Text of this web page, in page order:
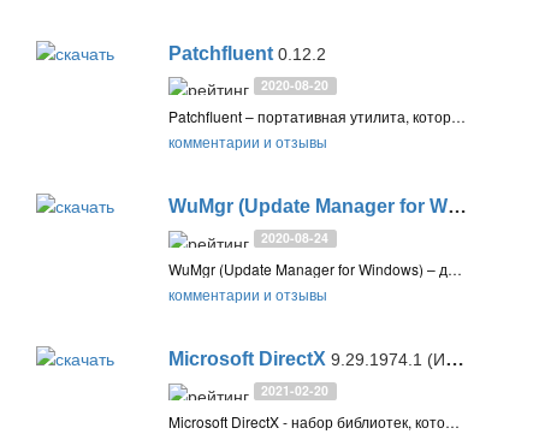
Patchfluent 0.12.2
2020-08-20
Patchfluent – портативная утилита, которая позволяет скачивать и устанавливать обновления Windows 10 вручную, без Центра обновления Windows
комментарии и отзывы
WuMgr (Update Manager for Windows)
2020-08-24
WuMgr (Update Manager for Windows) – диспетчер обновлений для Windows 10 с открытым исходным кодом, который позволяет контролировать и выборочно устанавливать обновления ОС
комментарии и отзывы
Microsoft DirectX 9.29.1974.1 (Июнь 2010)
2021-02-20
Microsoft DirectX - набор библиотек, которые необходимы для работы некоторых игр, в которых используются устаревшие технологии D3DX9, D3DX10, D3DX11, XAudio 2.7, XInput 1.3, XACT и Managed DirectX 1.1